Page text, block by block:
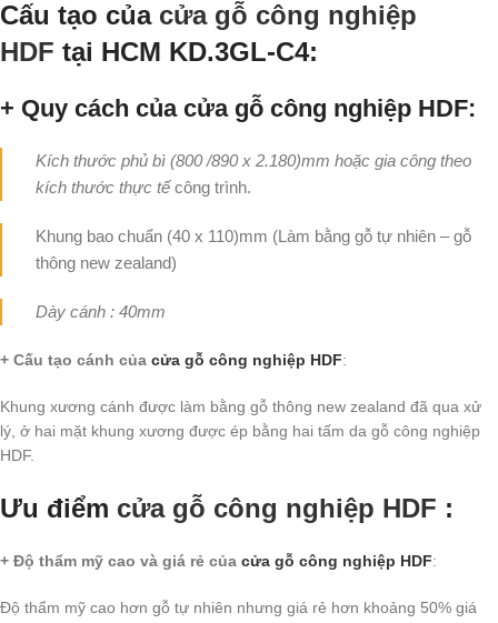
Cấu tạo của cửa gỗ công nghiệp
HDF tại HCM KD.3GL-C4:
+ Quy cách của cửa gỗ công nghiệp HDF:
Kích thước phủ bì (800 /890 x 2.180)mm hoặc gia công theo
kích thước thực tếcông trình.
Khung bao chuẩn (40 x 110)mm (Làm bằng gỗ tự nhiên – gỗ
thông new zealand)
Dày cánh : 40mm
+ Cấu tạo cánh của cửa gỗ công nghiệp HDF:
Khung xương cánh được làm bằng gỗ thông new zealand đã qua xử
lý, ở hai mặt khung xương được ép bằng hai tấm da gỗ công nghiệp
HDF.
Ưu điểm cửa gỗ công nghiệp HDF :
+ Độ thẩm mỹ cao và giá rẻ của cửa gỗ công nghiệp HDF:
Độ thẩm mỹ cao hơn gỗ tự nhiên nhưng giá rẻ hơn khoảng 50% giá